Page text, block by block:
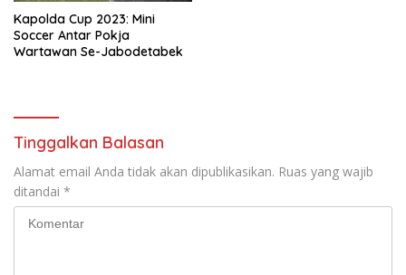
Kapolda Cup 2023: Mini
Soccer Antar Pokja
Wartawan Se-Jabodetabek
Tinggalkan Balasan
Alamat email Anda tidak akan dipublikasikan. Ruas yang wajib
ditandai *